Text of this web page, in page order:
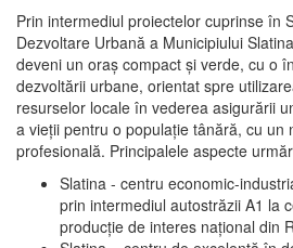
Prin intermediul proiectelor cuprinse în
Dezvoltare Urbană a Municipiului
deveni un oraş compact şi verde, cu o
dezvoltării urbane, orientat spre
resurselor locale în vederea asigurării
a vieţii pentru o populaţie tânără, cu un
profesională. Principalele aspecte
Slatina - centru economic-
prin intermediul autostrăzii A1 la
producţie de interes naţional din